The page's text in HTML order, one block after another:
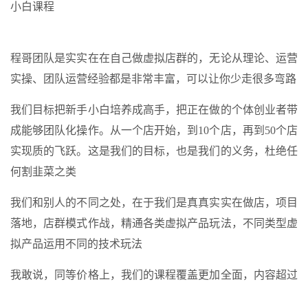
小白课程
程哥团队是实实在在自己做虚拟店群的，无论从理论、运营
实操、团队运营经验都是非常丰富，可以让你少走很多弯路
我们目标把新手小白培养成高手，把正在做的个体创业者带
成能够团队化操作。从一个店开始，到10个店，再到50个店
实现质的飞跃。这是我们的目标，也是我们的义务，杜绝任
何割韭菜之类
我们和别人的不同之处，在于我们是真真实实在做店，项目
落地，店群模式作战，精通各类虚拟产品玩法，不同类型虚
拟产品运用不同的技术玩法
我敢说，同等价格上，我们的课程覆盖更加全面，内容超过